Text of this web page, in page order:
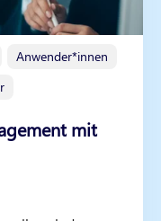
Anwender*innen
mit